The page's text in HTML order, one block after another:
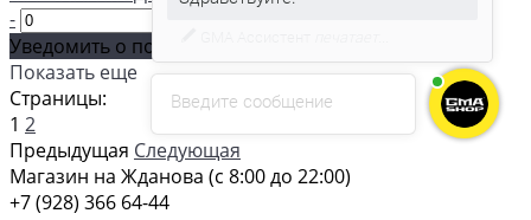
-
Уведомить о поступлении
Показать еще
Страницы:
1 2
Предыдущая Следующая
Магазин на Жданова (c 8:00 до 22:00)
+7 (928) 366 64-44
Введите сообщение